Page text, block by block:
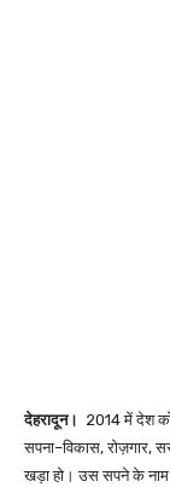
देहरादून। 2014 में देश
सपना–विकास, रोज़गार,
खड़ा हो। उस सपने के नाम